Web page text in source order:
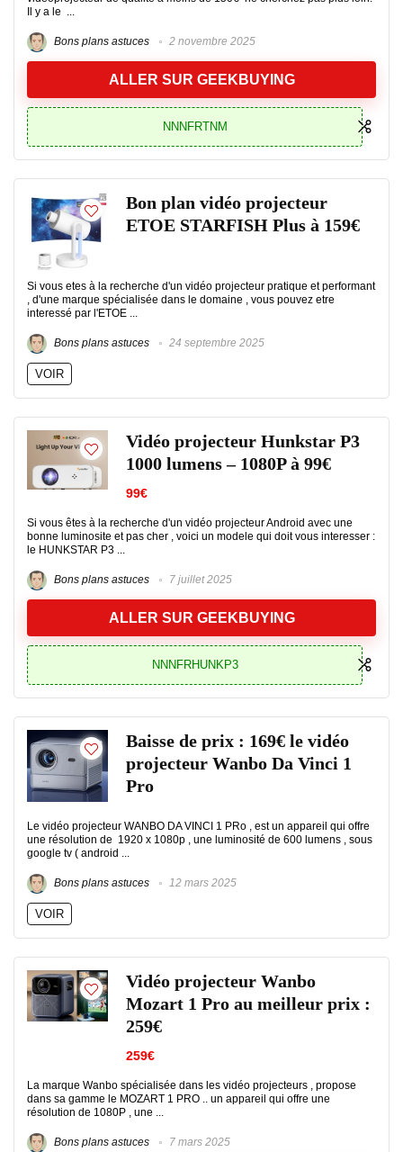
Il y a le ...
Bons plans astuces 2 novembre 2025
ALLER SUR GEEKBUYING
NNNFRTNM
Bon plan vidéo projecteur
ETOE STARFISH Plus à 159€
Si vous etes à la recherche d'un vidéo projecteur pratique et performant
, d'une marque spécialisée dans le domaine , vous pouvez etre
interessé par l'ETOE ...
Bons plans astuces 24 septembre 2025
VOIR
Vidéo projecteur Hunkstar P3
1000 lumens – 1080P à 99€
99€
Si vous êtes à la recherche d'un vidéo projecteur Android avec une
bonne luminosite et pas cher , voici un modele qui doit vous interesser :
le HUNKSTAR P3 ...
Bons plans astuces 7 juillet 2025
ALLER SUR GEEKBUYING
NNNFRHUNKP3
Baisse de prix : 169€ le vidéo
projecteur Wanbo Da Vinci 1
Pro
Le vidéo projecteur WANBO DA VINCI 1 PRo , est un appareil qui offre
une résolution de 1920 x 1080p , une luminosité de 600 lumens , sous
google tv ( android ...
Bons plans astuces 12 mars 2025
VOIR
Vidéo projecteur Wanbo
Mozart 1 Pro au meilleur prix :
259€
259€
La marque Wanbo spécialisée dans les vidéo projecteurs , propose
dans sa gamme le MOZART 1 PRO .. un appareil qui offre une
résolution de 1080P , une ...
Bons plans astuces 7 mars 2025